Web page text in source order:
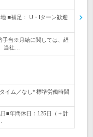
■補足： U・Iターン歓迎
手当※月給に関しては、経
当社…
イム／なし* 標準労働時間
■年間休日：125日（＋計